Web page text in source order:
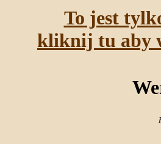
To jest
kliknij tu aby